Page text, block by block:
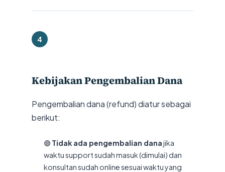
4
Kebijakan Pengembalian Dana
Pengembalian dana (refund) diatur sebagai
berikut:
🟢 Tidak ada pengembalian danajika
waktu support sudah masuk (dimulai) dan
konsultan sudah online sesuai waktu yang